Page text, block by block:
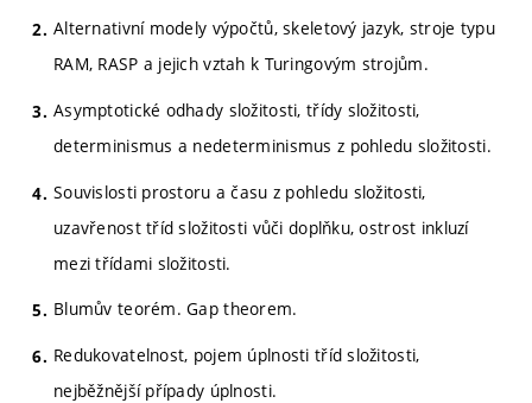
Alternativní modely výpočtů, skeletový jazyk, stroje typu
RAM, RASP a jejich vztah k Turingovým strojům.
Asymptotické odhady složitosti, třídy složitosti,
determinismus a nedeterminismus z pohledu složitosti.
Souvislosti prostoru a času z pohledu složitosti,
uzavřenost tříd složitosti vůči doplňku, ostrost inkluzí
mezi třídami složitosti.
Blumův teorém. Gap theorem.
Redukovatelnost, pojem úplnosti tříd složitosti,
nejběžnější případy úplnosti.